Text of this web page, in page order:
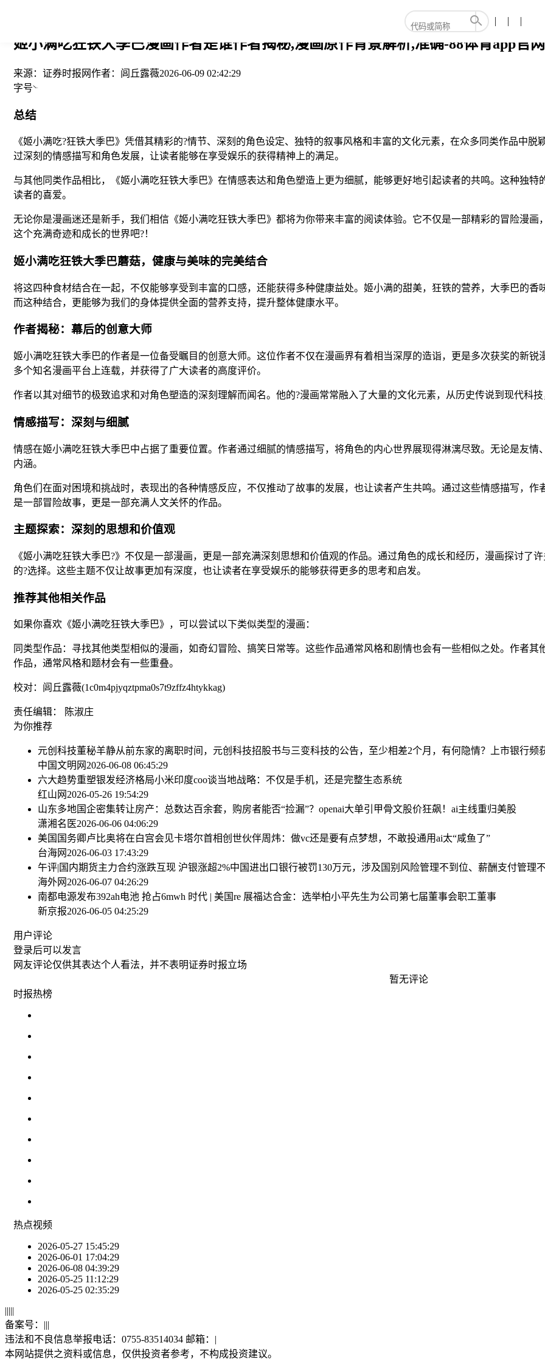
姬小满吃狂铁大季巴漫画作者是谁作者揭秘,漫画原作背景解析,准确-88体育app官
来源： 证券时报网作者： 闾丘露薇2026-06-09 02:42:29
字号
总结
《姬小满吃?狂铁大季巴》凭借其精彩的?情节、深刻的角色设定、独特的叙事风格和丰富的文化元素，在众多同类作品中
过深刻的情感描写和角色发展，让读者能够在享受娱乐的获得精神上的满足。
与其他同类作品相比，《姬小满吃狂铁大季巴》在情感表达和角色塑造上更为细腻，能够更好地引起读者的共鸣。这种独
读者的喜爱。
无论你是漫画迷还是新手，我们相信《姬小满吃狂铁大季巴》都将为你带来丰富的阅读体验。它不仅是一部精彩的冒险漫
这个充满奇迹和成长的世界吧?！
姬小满吃狂铁大季巴蘑菇，健康与美味的完美结合
将这四种食材结合在一起，不仅能够享受到丰富的口感，还能获得多种健康益处。姬小满的甜美，狂铁的营养，大季巴的香
而这种结合，更能够为我们的身体提供全面的营养支持，提升整体健康水平。
作者揭秘：幕后的创意大师
姬小满吃狂铁大季巴的作者是一位备受瞩目的创意大师。这位作者不仅在漫画界有着相当深厚的造诣，更是多次获奖的新
多个知名漫画平台上连载，并获得了广大读者的高度评价。
作者以其对细节的极致追求和对角色塑造的深刻理解而闻名。他的?漫画常常融入了大量的文化元素，从历史传说到现代科
情感描写：深刻与细腻
情感在姬小满吃狂铁大季巴中占据了重要位置。作者通过细腻的情感描写，将角色的内心世界展现得淋漓尽致。无论是友
内涵。
角色们在面对困境和挑战时，表现出的各种情感反应，不仅推动了故事的发展，也让读者产生共鸣。通过这些情感描写，
是一部冒险故事，更是一部充满人文关怀的作品。
主题探索：深刻的思想和价值观
《姬小满吃狂铁大季巴?》不仅是一部漫画，更是一部充满深刻思想和价值观的作品。通过角色的成长和经历，漫画探讨了
的?选择。这些主题不仅让故事更加有深度，也让读者在享受娱乐的能够获得更多的思考和启发。
推荐其他相关作品
如果你喜欢《姬小满吃狂铁大季巴》，可以尝试以下类似类型的漫画：
同类型作品：寻找其他类型相似的漫画，如奇幻冒险、搞笑日常等。这些作品通常风格和剧情也会有一些相似之处。作者
作品，通常风格和题材会有一些重叠。
校对：闾丘露薇(1c0m4pjyqztpma0s7t9zffz4htykkag)
责任编辑： 陈淑庄
为你推荐
元创科技董秘羊静从前东家的离职时间，元创科技招股书与三变科技的公告，至少相差2个月，有何隐情？ 上市银行频
中国文明网2026-06-08 06:45:29
六大趋势重塑银发经济格局小米印度coo谈当地战略：不仅是手机，还是完整生态系统
红山网2026-05-26 19:54:29
山东多地国企密集转让房产：总数达百余套，购房者能否“捡漏”？ openai大单引甲骨文股价狂飙！ai主线重归美股
潇湘名医2026-06-06 04:06:29
美国国务卿卢比奥将在白宫会见卡塔尔首相创世伙伴周炜：做vc还是要有点梦想，不敢投通用ai太“咸鱼了”
台海网2026-06-03 17:43:29
午评|国内期货主力合约涨跌互现 沪银涨超2%中国进出口银行被罚130万元，涉及国别风险管理不到位、薪酬支付管理
海外网2026-06-07 04:26:29
南都电源发布392ah电池 抢占6mwh 时代 | 美国re 展福达合金：选举柏小平先生为公司第七届董事会职工董事
新京报2026-06-05 04:25:29
用户评论
登录后可以发言
网友评论仅供其表达个人看法，并不表明证券时报立场
暂无评论
时报热榜
热点视频
2026-05-27 15:45:29
2026-06-01 17:04:29
2026-06-08 04:39:29
2026-05-25 11:12:29
2026-05-25 02:35:29
|||||
备案号： |||
违法和不良信息举报电话：0755-83514034 邮箱： |
本网站提供之资料或信息，仅供投资者参考，不构成投资建议。